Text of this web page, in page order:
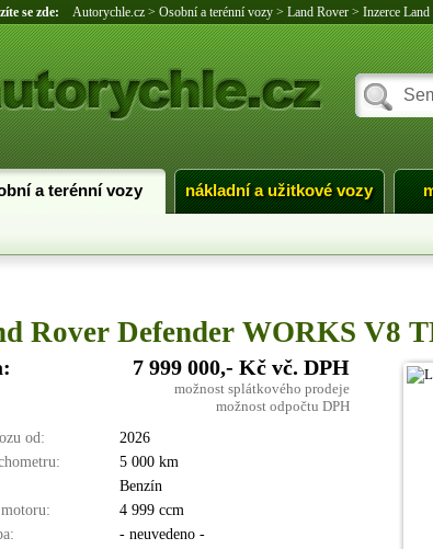
se zde: Autorychle.cz> Osobní a terénní vozy> Land Rover> Inzerce
a terénní vozy nákladní a užitkové vozy
Rover Defender WORKS V8
7 999 000,- Kč vč. DPH
možnost splátkového prodeje
možnost odpočtu DPH
od:
2026
5 000 km
Benzín
4 999 ccm
- neuvedeno -